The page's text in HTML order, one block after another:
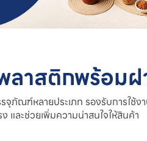
ลาสติกพร้อม
ภัณฑ์หลายประเภท รองรับการใช้
และช่วยเพิ่มความน่าสนใจให้สินค้า